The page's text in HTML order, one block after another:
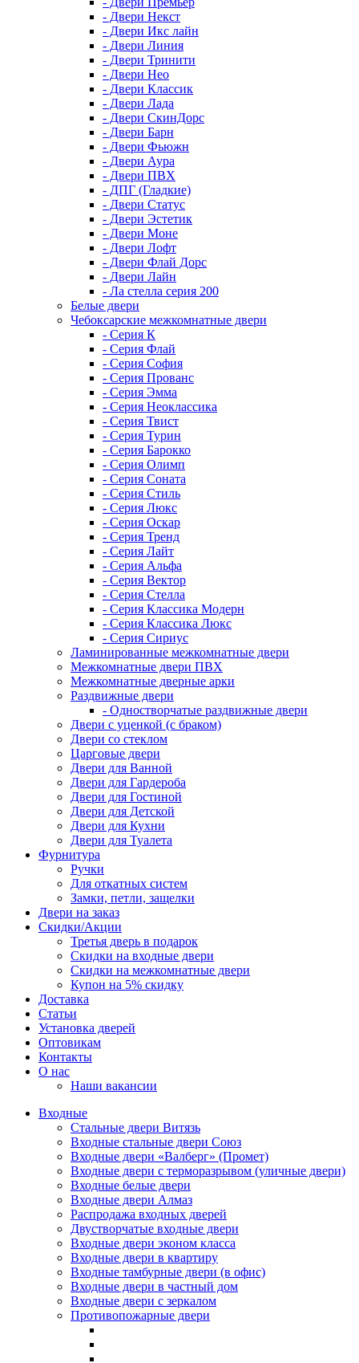
- Двери Некст
- Двери Икс лайн
- Двери Линия
- Двери Тринити
- Двери Нео
- Двери Классик
- Двери Лада
- Двери СкинДорс
- Двери Барн
- Двери Фьюжн
- Двери Аура
- Двери ПВХ
- ДПГ (Гладкие)
- Двери Статус
- Двери Эстетик
- Двери Моне
- Двери Лофт
- Двери Флай Дорс
- Двери Лайн
- Ла стелла серия 200
Белые двери
Чебоксарские межкомнатные двери
- Серия К
- Серия Флай
- Серия София
- Серия Прованс
- Серия Эмма
- Серия Неоклассика
- Серия Твист
- Серия Турин
- Серия Барокко
- Серия Олимп
- Серия Соната
- Серия Стиль
- Серия Люкс
- Серия Оскар
- Серия Тренд
- Серия Лайт
- Серия Альфа
- Серия Вектор
- Серия Стелла
- Серия Классика Модерн
- Серия Классика Люкс
- Серия Сириус
Ламинированные межкомнатные двери
Межкомнатные двери ПВХ
Межкомнатные дверные арки
Раздвижные двери
- Одностворчатые раздвижные двери
Двери с уценкой (с браком)
Двери со стеклом
Царговые двери
Двери для Ванной
Двери для Гардероба
Двери для Гостиной
Двери для Детской
Двери для Кухни
Двери для Туалета
Фурнитура
Ручки
Для откатных систем
Замки, петли, защелки
Двери на заказ
Скидки/Акции
Третья дверь в подарок
Скидки на входные двери
Скидки на межкомнатные двери
Купон на 5% скидку
Доставка
Статьи
Установка дверей
Оптовикам
Контакты
О нас
Наши вакансии
Входные
Стальные двери Витязь
Входные стальные двери Союз
Входные двери «Валберг» (Промет)
Входные двери с терморазрывом (уличные двери)
Входные белые двери
Входные двери Алмаз
Распродажа входных дверей
Двустворчатые входные двери
Входные двери эконом класса
Входные двери в квартиру
Входные тамбурные двери (в офис)
Входные двери в частный дом
Входные двери с зеркалом
Противопожарные двери